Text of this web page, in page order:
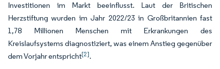
Investitionen im Markt beeinflusst. Laut der Britischen
Herzstiftung wurden im Jahr 2022/23 in Großbritannien fast
1,78 Millionen Menschen mit Erkrankungen des
Kreislaufsystems diagnostiziert, was einem Anstieg gegenüber
dem Vorjahr entspricht[2].